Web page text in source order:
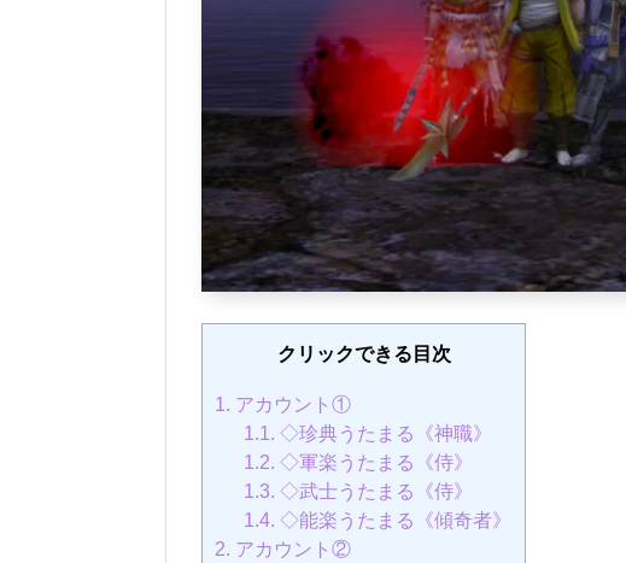
クリックできる目次
1. アカウント①
1.1. ◇珍典うたまる《神職》
1.2. ◇軍楽うたまる《侍》
1.3. ◇武士うたまる《侍》
1.4. ◇能楽うたまる《傾奇者》
2. アカウント②